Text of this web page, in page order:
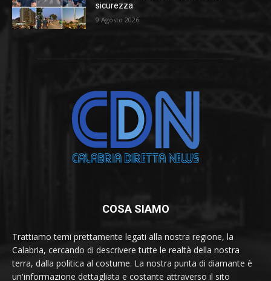
sicurezza
9 Agosto 2026
COSA SIAMO
Trattiamo temi prettamente legati alla nostra regione, la
Calabria, cercando di descrivere tutte le realtà della nostra
terra, dalla politica al costume. La nostra punta di diamante è
un'informazione dettagliata e costante attraverso il sito